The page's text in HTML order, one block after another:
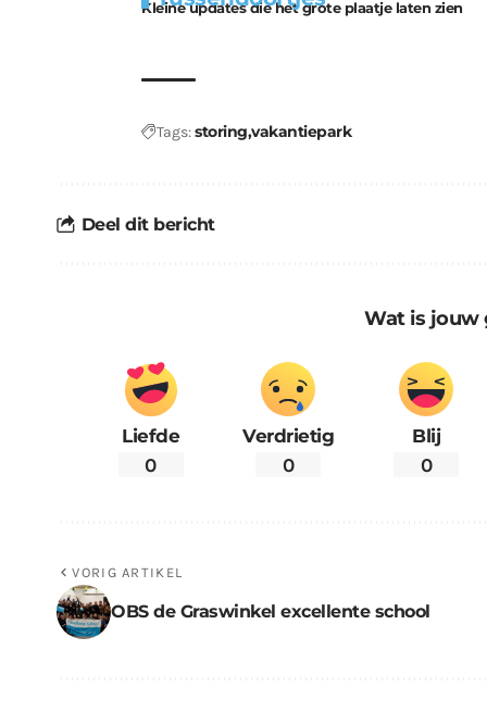
Kleine updates die het grote plaatje laten zien
kabouters
Tags:storing vakantiepark
Deel dit bericht
Wat is jouw
Liefde
0
Verdrietig
0
Blij
0
VORIG ARTIKEL
OBS de Graswinkel excellente school